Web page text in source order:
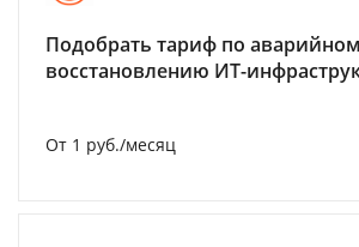
Подобрать тариф по
восстановлению ИТ-
От 1 руб./месяц